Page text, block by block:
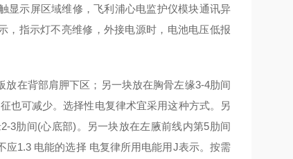
显示屏区域维修，飞利浦心电监护仪模块通讯异
，指示灯不亮维修，外接电源时，电池电压低报
在背部肩胛下区；另一块放在胸骨左缘3-4肋间
也可减少。选择性电复律术宜采用这种方式。另
3肋间(心底部)。另一块放在左腋前线内第5肋间
1.3 电能的选择 电复律所用电能用J表示。按需